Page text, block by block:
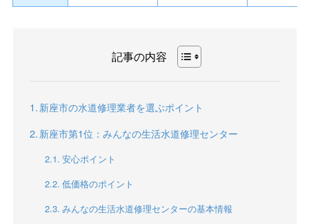
記事の内容
新座市の水道修理業者を選ぶポイント
新座市第1位：みんなの生活水道修理センター
安心ポイント
低価格のポイント
みんなの生活水道修理センターの基本情報